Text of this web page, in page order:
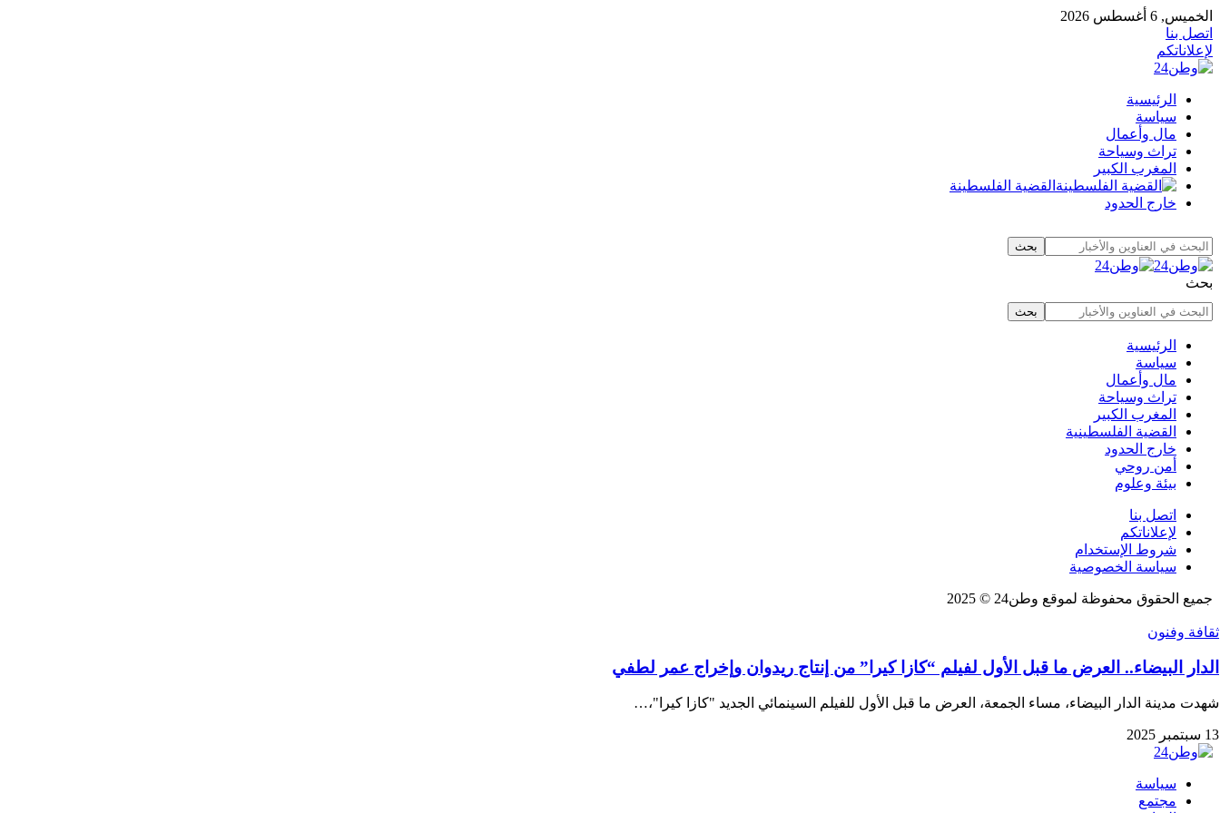
الخميس, 6 أغسطس 2026
اتصل بنا
لإعلاناتكم
الرئيسية
سياسة
مال وأعمال
تراث وسياحة
المغرب الكبير
القضية الفلسطينة
خارج الحدود
بحث
الرئيسية
سياسة
مال وأعمال
تراث وسياحة
المغرب الكبير
القضية الفلسطينية
خارج الحدود
أمن روحي
بيئة وعلوم
اتصل بنا
لإعلاناتكم
شروط الإستخدام
سياسة الخصوصية
جميع الحقوق محفوظة لموقع وطن24 © 2025
ثقافة وفنون
الدار البيضاء.. العرض ما قبل الأول لفيلم “كازا كيرا” من إنتاج ريدوان وإخراج عمر لطفي
شهدت مدينة الدار البيضاء، مساء الجمعة، العرض ما قبل الأول للفيلم السينمائي الجديد "كازا كيرا"،…
13 سبتمبر 2025
سياسة
مجتمع